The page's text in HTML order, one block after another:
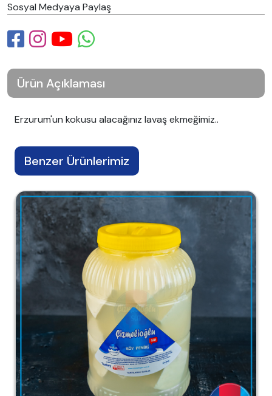
Sosyal Medyaya Paylaş
Ürün Açıklaması
Erzurum'un kokusu alacağınız lavaş ekmeğimiz..
Benzer Ürünlerimiz